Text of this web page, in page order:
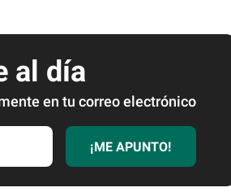
al día
en tu correo electrónico
¡ME APUNTO!